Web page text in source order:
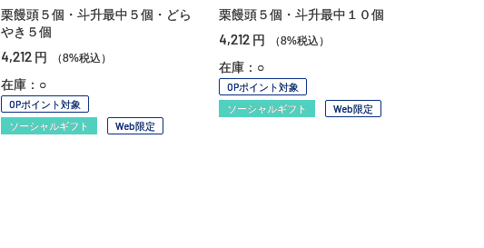
栗饅頭５個・斗升最中５個・どら
やき５個
4,212 円 （8%税込）
在庫：○
OPポイント対象
ソーシャルギフト
Web限定
栗饅頭５個・斗升最中１０個
4,212 円 （8%税込）
在庫：○
OPポイント対象
ソーシャルギフト
Web限定